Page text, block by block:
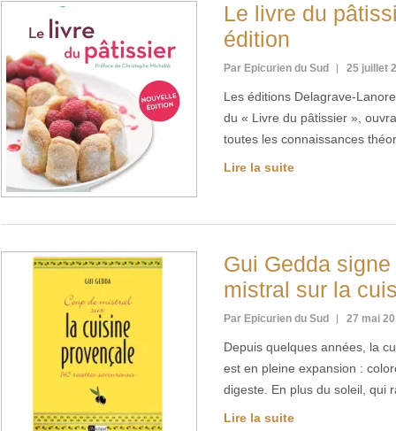
Le livre du
édition
Par Epicurien du Sud 25 juillet
Les éditions Delagrave-
du « Livre du pâtissier »,
toutes les connaissances
Lire la suite
Gui Gedda
mistral sur la
Par Epicurien du Sud 27 mai
Depuis quelques années, la
est en pleine expansion :
digeste. En plus du soleil, qui
Lire la suite